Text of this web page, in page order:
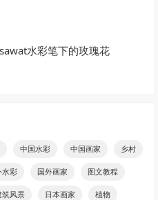
水彩笔下的玫瑰花
中国水彩 中国画家 乡村
水彩 国外画家 图文教程
筑风景 日本画家 植物